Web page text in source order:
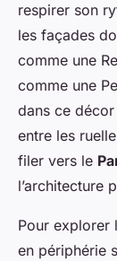
respirer son
les façades
comme une
comme une
dans ce
entre les
filer vers le
l’architecture
Pour explorer
en périphérie